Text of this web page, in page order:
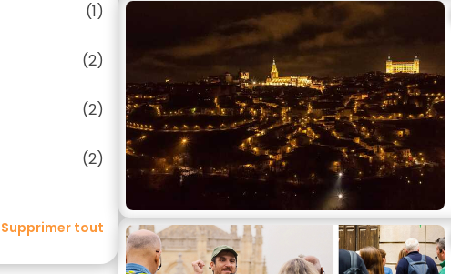
(1)
(2)
(2)
(2)
Supprimer tout